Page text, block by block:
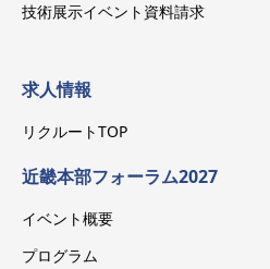
技術展示イベント資料請求
求人情報
リクルートTOP
近畿本部フォーラム2027
イベント概要
プログラム